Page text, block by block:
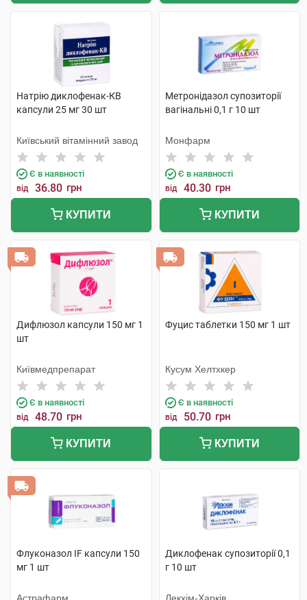
Натрію диклофенак-КВ
капсули 25 мг 30 шт
Київський вітамінний завод
Є в наявності
від 36.80 грн
КУПИТИ
Метронідазол супозиторії
вагінальні 0,1 г 10 шт
Монфарм
Є в наявності
від 40.30 грн
КУПИТИ
Дифлюзол капсули 150 мг 1
шт
Київмедпрепарат
Є в наявності
від 48.70 грн
КУПИТИ
Фуцис таблетки 150 мг 1 шт
Кусум Хелтхкер
Є в наявності
від 50.70 грн
КУПИТИ
Флуконазол IF капсули 150
мг 1 шт
Диклофенак супозиторії 0,1
г 10 шт